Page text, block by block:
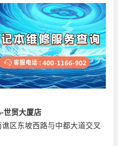
世贸大厦店
区东坡西路与中都大道交叉